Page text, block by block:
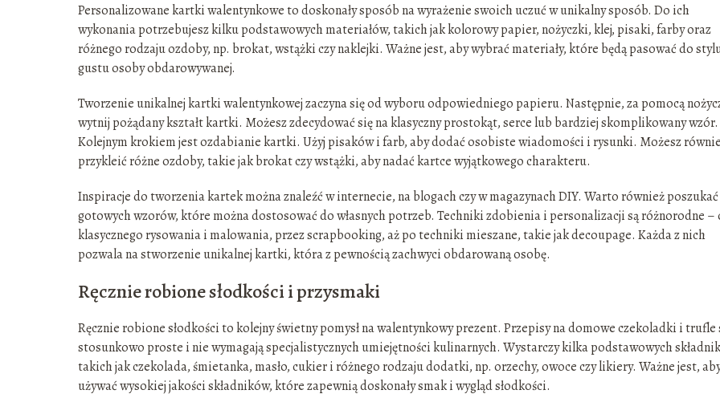
Personalizowane kartki walentynkowe to doskonały sposób na wyrażenie swoich uczuć w unikalny sposób. Do ich
wykonania potrzebujesz kilku podstawowych materiałów, takich jak kolorowy papier, nożyczki, klej, pisaki, farby oraz
różnego rodzaju ozdoby, np. brokat, wstążki czy naklejki. Ważne jest, aby wybrać materiały, które będą pasować do
gustu osoby obdarowywanej.
Tworzenie unikalnej kartki walentynkowej zaczyna się od wyboru odpowiedniego papieru. Następnie, za pomocą
wytnij pożądany kształt kartki. Możesz zdecydować się na klasyczny prostokąt, serce lub bardziej skomplikowany wzór.
Kolejnym krokiem jest ozdabianie kartki. Użyj pisaków i farb, aby dodać osobiste wiadomości i rysunki. Możesz
przykleić różne ozdoby, takie jak brokat czy wstążki, aby nadać kartce wyjątkowego charakteru.
Inspiracje do tworzenia kartek można znaleźć w internecie, na blogach czy w magazynach DIY. Warto również poszukać
gotowych wzorów, które można dostosować do własnych potrzeb. Techniki zdobienia i personalizacji są różnorodne –
klasycznego rysowania i malowania, przez scrapbooking, aż po techniki mieszane, takie jak decoupage. Każda z nich
pozwala na stworzenie unikalnej kartki, która z pewnością zachwyci obdarowaną osobę.
Ręcznie robione słodkości i przysmaki
Ręcznie robione słodkości to kolejny świetny pomysł na walentynkowy prezent. Przepisy na domowe czekoladki i trufle
stosunkowo proste i nie wymagają specjalistycznych umiejętności kulinarnych. Wystarczy kilka podstawowych
takich jak czekolada, śmietanka, masło, cukier i różnego rodzaju dodatki, np. orzechy, owoce czy likiery. Ważne jest,
używać wysokiej jakości składników, które zapewnią doskonały smak i wygląd słodkości.